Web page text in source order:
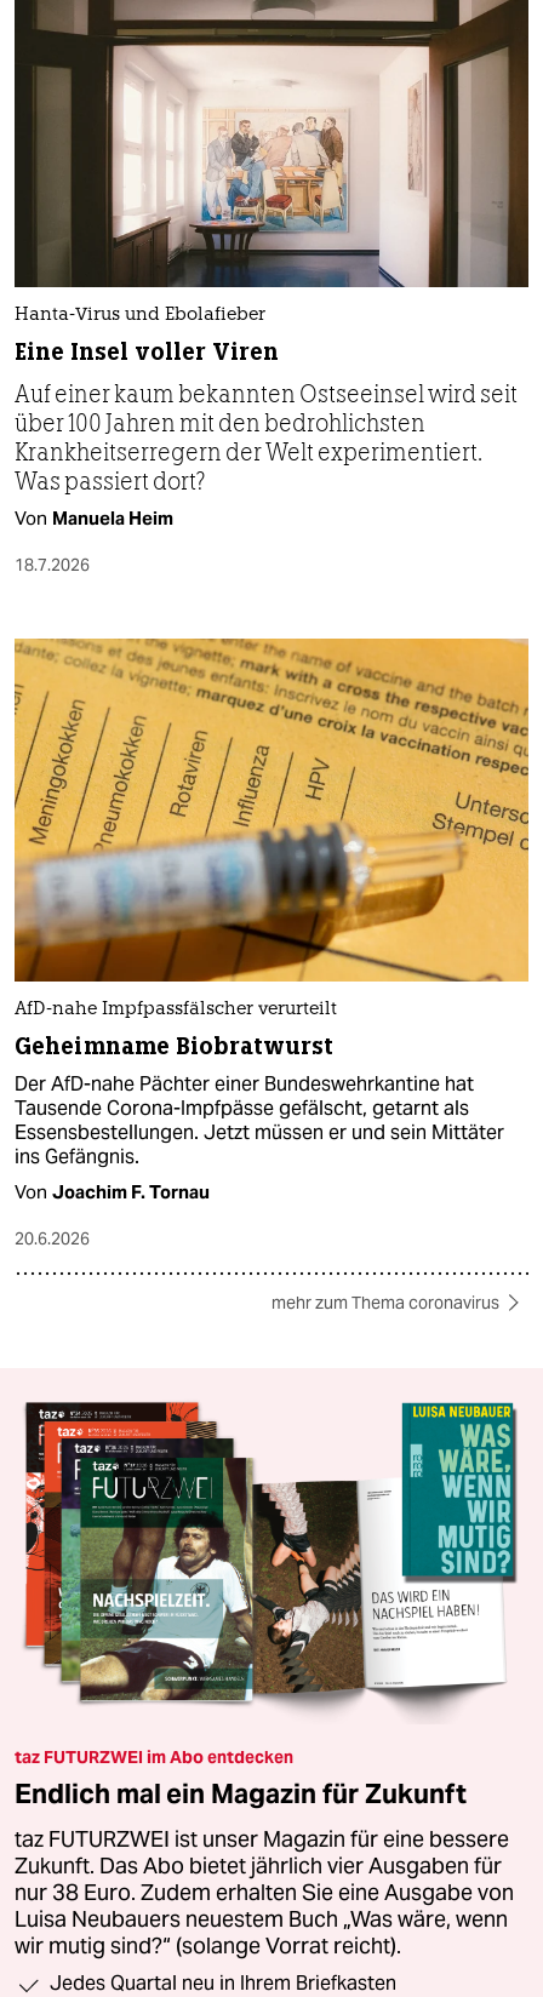
Hanta-Virus und Ebolafieber
Eine Insel voller Viren
Auf einer kaum bekannten Ostseeinsel wird seit
über 100 Jahren mit den bedrohlichsten
Krankheitserregern der Welt experimentiert.
Was passiert dort?
Von Manuela Heim
18.7.2026
AfD-nahe Impfpassfälscher verurteilt
Geheimname Biobratwurst
Der AfD-nahe Pächter einer Bundeswehrkantine hat
Tausende Corona-Impfpässe gefälscht, getarnt als
Essensbestellungen. Jetzt müssen er und sein Mittäter
ins Gefängnis.
Von Joachim F. Tornau
20.6.2026
mehr zum Thema coronavirus
taz FUTURZWEI im Abo entdecken
Endlich mal ein Magazin für Zukunft
taz FUTURZWEI ist unser Magazin für eine bessere
Zukunft. Das Abo bietet jährlich vier Ausgaben für
nur 38 Euro. Zudem erhalten Sie eine Ausgabe von
Luisa Neubauers neuestem Buch „Was wäre, wenn
wir mutig sind?“ (solange Vorrat reicht).
Jedes Quartal neu in Ihrem Briefkasten